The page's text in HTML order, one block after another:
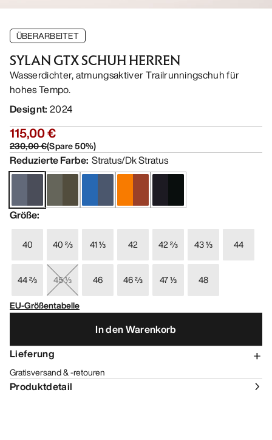
ÜBERARBEITET
SYLAN GTX SCHUH HERREN
Wasserdichter, atmungsaktiver Trailrunningschuh für
hohes Tempo.
Designt: 2024
115,00 €
230,00 €(Spare50%)
Reduzierte Farbe: Stratus/Dk Stratus
Größe:
40 40 ⅔ 41 ⅓ 42 42 ⅔ 43 ⅓ 44
44 ⅔ 45 ⅓ 46 46 ⅔ 47 ⅓
48
EU-Größentabelle
In den Warenkorb
Lieferung
Gratisversand & -retouren
Produktdetail